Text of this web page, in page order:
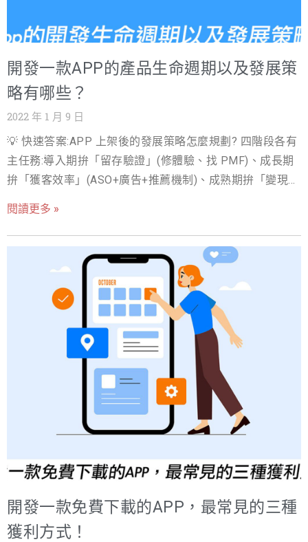
上時代的潮流，更是抓住下一波商業契機的關鍵。科技的
我們將面臨哪些新的挑戰與機遇？本文將在原文的基礎
上，為您深度剖析並重新擘劃 2026 年最值得關注的 App
來的全新預測，幫助您的企業在即將到來的數位浪潮中，
不僅能站穩腳跟，更能乘風破浪，掌握先機。 趨勢一：6G
技術將如何徹底顛覆 App 使用體驗？ 過去幾年 5G 帶來的
高速傳輸、超低延遲和巨量連結等特性，確實為自動駕
駛、雲端運算和 AR/VR 等應用奠定了基礎。然而，展望
核心願景已經逐漸清晰。相較於 5G，6G 將帶來指數級的
性能提升。我們談論的將不再只是「更快」，而是「即
時」；不再只是「更多連結」，而是「萬物智聯」。預計
6G 的峰值速度將達到 1Tbps，是 5G 的 100 倍，而延遲則
將低至微秒（μs）級別，這幾乎是人類神經反應的極限。
那麼，這對 2026 年的 App 開發意味著什麼？ 從
開發一款APP的產品生命週期以及發展策
略有哪些？
2022 年 1 月 9 日
💡 快速答案:APP 上架後的發展策略怎麼規劃? 四階段各有
主任務:導入期拚「留存驗證」(修體驗、找 PMF)、成長期
拚「獲客效率」(ASO+廣告+推薦機制)、成熟期拚「變現與
割」。多數 App 死在導入期就急著買量 — 留存沒過關,買量
只是加速失血。 現代科技的發達下，開發App已經是件容
易簡單的事情；但往往最不容易的在於產品的定位、以及
App步入各個生命週期時的策略，與App開發後的長期經營
與維護。當一個App開發完成，準備要為人們解決問題時，
並期望成為人們生活中的愛用App。就讓我們從生命週期開
始分析，解構App營運策略，看看我們需要針對不同生命週
期的App做好哪些工作吧！ App開發的生命週期分為哪些階
段？ 如同一般的產品，App也有標準的產品開發週期曲
線。分別為：初生期、成長期、成熟期、衰退期。根據App
的開發時間，開發經理需要在因應不同的面向與狀態時，
給予不同的策略分析與指導。 App開發的初生期
價值、操作介面的流暢度、使用者介面的體驗，這些只是
有真正的用戶使用過才能驗證。所以在正式發行前，App需
要有一定人數的新用戶來體驗App，將需要調整的問題、使
閱讀更多 »
開發一款免費下載的APP，最常見的三種
獲利方式！